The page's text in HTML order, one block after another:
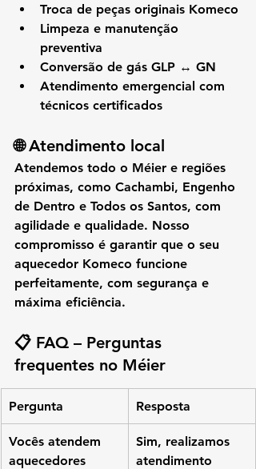
Troca de peças originais Komeco
Limpeza e manutenção
preventiva
Conversão de gás GLP ↔ GN
Atendimento emergencial com
técnicos certificados
🌐 Atendimento local
Atendemos todo o Méier e regiões
próximas, como Cachambi, Engenho
de Dentro e Todos os Santos, com
agilidade e qualidade. Nosso
compromisso é garantir que o seu
aquecedor Komeco funcione
perfeitamente, com segurança e
máxima eficiência.
📋 FAQ – Perguntas
frequentes no Méier
Pergunta Resposta
Vocês atendem
aquecedores
Sim, realizamos
atendimento